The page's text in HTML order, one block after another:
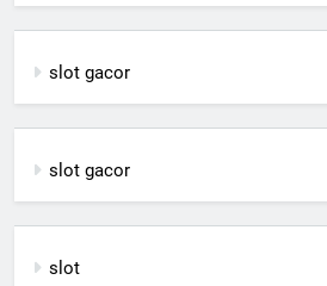
slot gacor
slot gacor
slot